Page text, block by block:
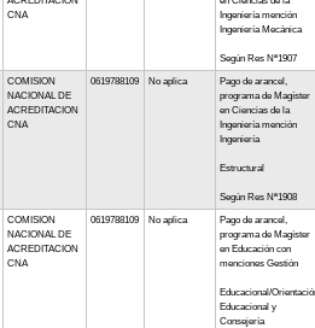
CNA
Ingeniería mención
Ingeniería Mecánica
Según Res Nª1907
COMISION
NACIONAL DE
ACREDITACION
CNA
0619788109 No aplica
Pago de arancel,
programa de Magíster
en Ciencias de la
Ingeniería mención
Ingeniería
Estructural
Según Res Nª1908
COMISION
NACIONAL DE
ACREDITACION
CNA
0619788109 No aplica
Pago de arancel,
programa de Magíster
en Educación con
menciones Gestión
Educacional/
Educacional y
Consejería